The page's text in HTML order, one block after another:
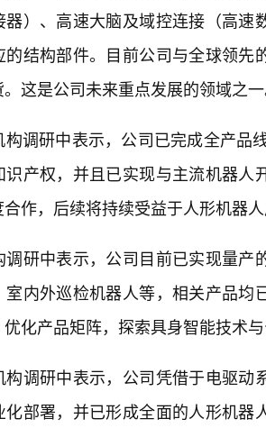
器）、高速大脑及域控连接（高
的结构部件。目前公司与全球领
这是公司未来重点发展的领域之
构调研中表示，公司已完成全产品
识产权，并且已实现与主流机器
作，后续将持续受益于人形机器
调研中表示，公司目前已实现量
室内外巡检机器人等，相关产品
化产品矩阵，探索具身智能技术
构调研中表示，公司凭借于电驱
化部署，并已形成全面的人形机